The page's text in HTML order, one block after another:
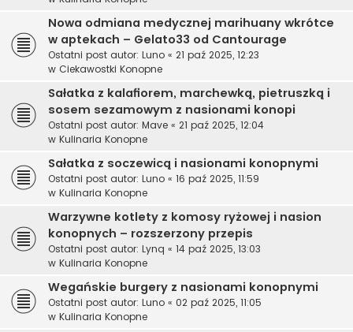
Nowa odmiana medycznej marihuany wkrótce
w aptekach – Gelato33 od Cantourage
Ostatni post autor: Luno « 21 paź 2025, 12:23
w Ciekawostki Konopne
Sałatka z kalafiorem, marchewką, pietruszką i
sosem sezamowym z nasionami konopi
Ostatni post autor: Mave « 21 paź 2025, 12:04
w Kulinaria Konopne
Sałatka z soczewicą i nasionami konopnymi
Ostatni post autor: Luno « 16 paź 2025, 11:59
w Kulinaria Konopne
Warzywne kotlety z komosy ryżowej i nasion
konopnych – rozszerzony przepis
Ostatni post autor: Lynq « 14 paź 2025, 13:03
w Kulinaria Konopne
Wegańskie burgery z nasionami konopnymi
Ostatni post autor: Luno « 02 paź 2025, 11:05
w Kulinaria Konopne